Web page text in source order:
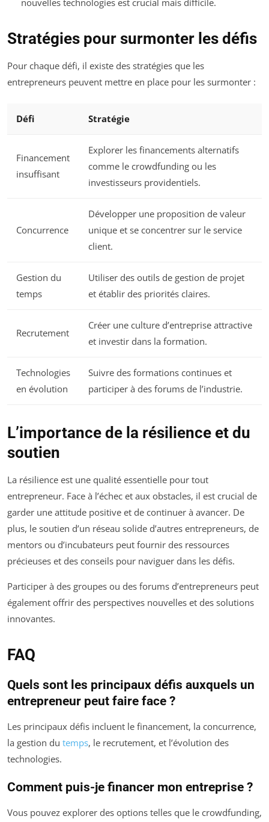
Stratégies pour surmonter les défis
Pour chaque défi, il existe des stratégies que les
entrepreneurs peuvent mettre en place pour les surmonter :
Défi Stratégie
Financement
insuffisant
Explorer les financements alternatifs
comme le crowdfunding ou les
investisseurs providentiels.
Concurrence
Développer une proposition de valeur
unique et se concentrer sur le service
client.
Gestion du
temps
Utiliser des outils de gestion de projet
et établir des priorités claires.
Recrutement
Créer une culture d’entreprise attractive
et investir dans la formation.
Technologies
en évolution
Suivre des formations continues et
participer à des forums de l’industrie.
L’importance de la résilience et du
soutien
La résilience est une qualité essentielle pour tout
entrepreneur. Face à l’échec et aux obstacles, il est crucial de
garder une attitude positive et de continuer à avancer. De
plus, le soutien d’un réseau solide d’autres entrepreneurs, de
mentors ou d’incubateurs peut fournir des ressources
précieuses et des conseils pour naviguer dans les défis.
Participer à des groupes ou des forums d’entrepreneurs peut
également offrir des perspectives nouvelles et des solutions
innovantes.
FAQ
Quels sont les principaux défis auxquels un
entrepreneur peut faire face ?
Les principaux défis incluent le financement, la concurrence,
la gestion du temps, le recrutement, et l’évolution des
technologies.
Comment puis-je financer mon entreprise ?
Vous pouvez explorer des options telles que le crowdfunding,